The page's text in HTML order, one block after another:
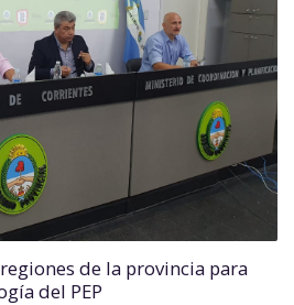
de la provincia para
del PEP